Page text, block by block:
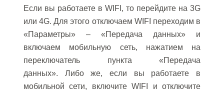
Если вы работаете в WIFI, то перейдите на 3G
или 4G. Для этого отключаем WIFI переходим в
«Параметры» – «Передача данных» и
включаем мобильную сеть, нажатием на
переключатель пункта «Передача
данных». Либо же, если вы работаете в
мобильной сети, включите WIFI и отключите